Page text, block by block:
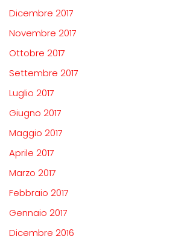
Dicembre 2017
Novembre 2017
Ottobre 2017
Settembre 2017
Luglio 2017
Giugno 2017
Maggio 2017
Aprile 2017
Marzo 2017
Febbraio 2017
Gennaio 2017
Dicembre 2016